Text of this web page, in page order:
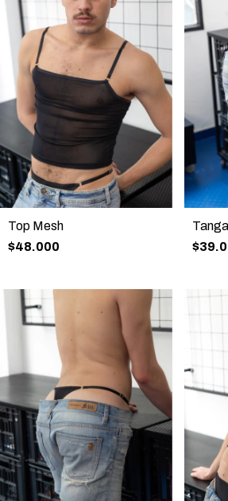
Top Mesh
$48.000